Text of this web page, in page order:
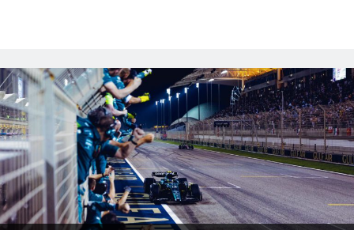
Grand
van
Australië
t/m
Grand
Prix
van